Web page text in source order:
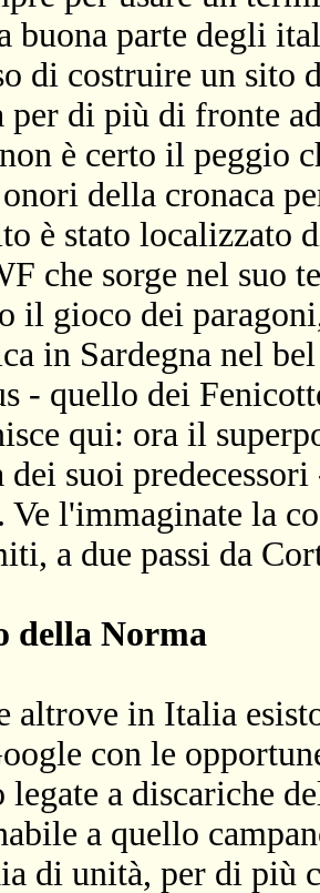
buona parte degli
di costruire un
per di più di fronte
è certo il peggio
della cronaca
è stato localizzato
che sorge nel suo
il gioco dei
in Sardegna nel
- quello dei
qui: ora il
dei suoi
Ve l'immaginate la
a due passi da
della Norma
altrove in Italia
con le
legate a discariche
a quello
di unità, per di più